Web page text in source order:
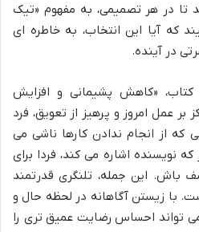
تا در هر تصمیمی، به مفهوم «تیک
که آیا این انتخاب، به خاطره ای
در آینده.
«کاهش پشیمانی و افزایش
بر عمل امروز و پرهیز از تعویق، فرد
که از انجام ندادن کارها ناشی می
نویسنده اشاره می کند، فردا برای
باش. این جمله، تلنگری قدرتمند
با زیستن آگاهانه در لحظه حال و
می تواند احساس رضایت عمیق تری را